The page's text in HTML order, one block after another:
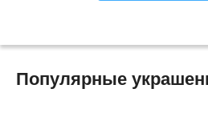
Популярные